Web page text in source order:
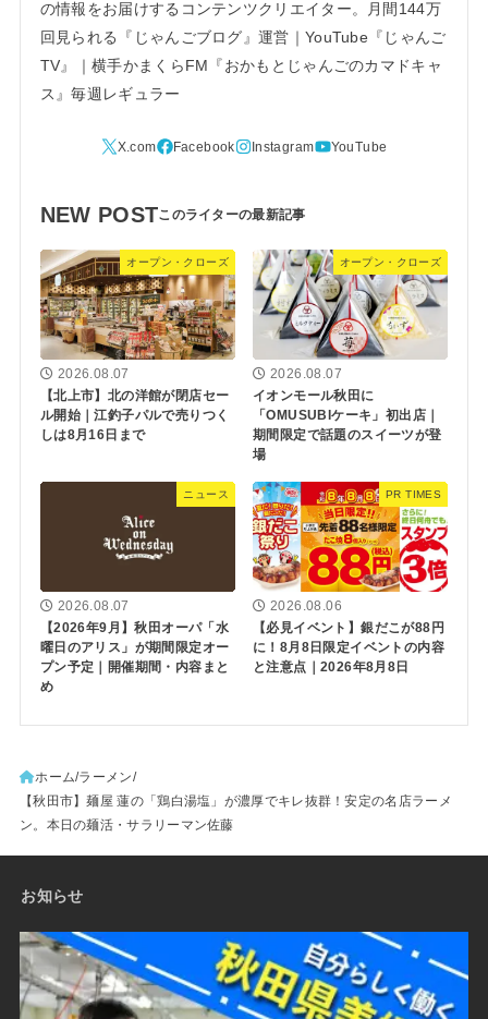
の情報をお届けするコンテンツクリエイター。月間144万
回見られる『じゃんごブログ』運営｜YouTube『じゃんご
TV』｜横手かまくらFM『おかもとじゃんごのカマドキャ
ス』毎週レギュラー
NEW POST
オープン・クローズ
2026.08.07
【北上市】北の洋館が閉店セー
ル開始｜江釣子パルで売りつく
しは8月16日まで
オープン・クローズ
2026.08.07
イオンモール秋田に
「OMUSUBIケーキ」初出店｜
期間限定で話題のスイーツが登
場
ニュース
2026.08.07
【2026年9月】秋田オーパ「水
曜日のアリス」が期間限定オー
プン予定｜開催期間・内容まと
め
PR TIMES
2026.08.06
【必見イベント】銀だこが88円
に！8月8日限定イベントの内容
と注意点｜2026年8月8日
ホーム ラーメン
【秋田市】麺屋 蓮の「鶏白湯塩」が濃厚でキレ抜群！安定の名店ラーメ
ン。本日の麺活・サラリーマン佐藤
お知らせ